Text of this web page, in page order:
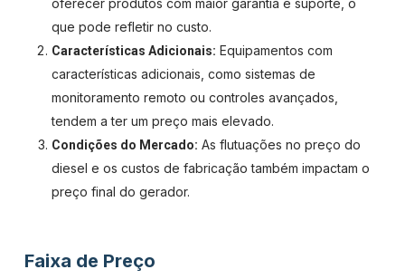
que pode refletir no custo.
Características Adicionais: Equipamentos com
características adicionais, como sistemas de
monitoramento remoto ou controles avançados,
tendem a ter um preço mais elevado.
Condições do Mercado: As flutuações no preço do
diesel e os custos de fabricação também impactam o
preço final do gerador.
Faixa de Preço